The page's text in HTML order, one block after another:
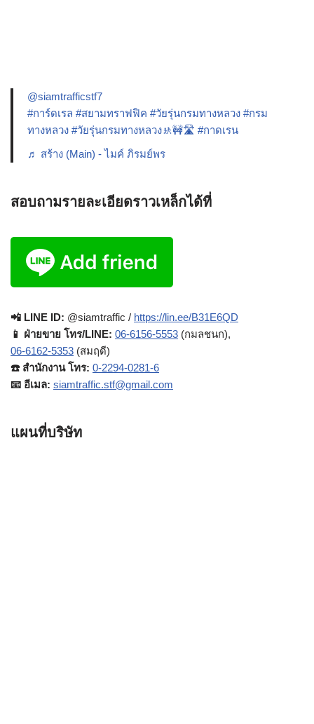
@siamtrafficstf7
#การ์ดเรล #สยามทราฟฟิค #วัยรุ่นกรมทางหลวง #กรม
ทางหลวง #วัยรุ่นกรมทางหลวง🚸🚧🛣️ #กาดเรน
♬ สร้าง (Main) - ไมค์ ภิรมย์พร
สอบถามรายละเอียดราวเหล็กได้ที่
📲 LINE ID: @siamtraffic / https://lin.ee/B31E6QD
📱 ฝ่ายขาย โทร/LINE: 06-6156-5553 (กมลชนก),
06-6162-5353 (สมฤดี)
☎️ สำนักงาน โทร: 0-2294-0281-6
📧 อีเมล: siamtraffic.stf@gmail.com
แผนที่บริษัท